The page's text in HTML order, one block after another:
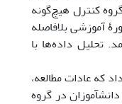
کنترل هیچ‌گونه
آموزشی بلافاصله
تحلیل داده‌ها با
که عادات مطالعه،
در گروه